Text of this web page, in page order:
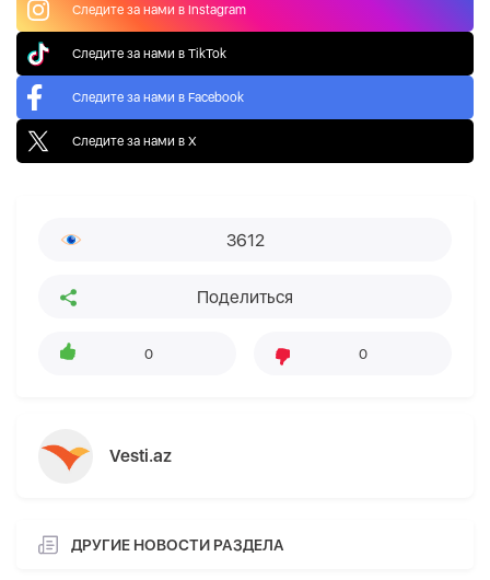
Следите за нами в Instagram
Следите за нами в TikTok
Следите за нами в Facebook
Следите за нами в X
3612
Поделиться
0 0
Vesti.az
ДРУГИЕ НОВОСТИ РАЗДЕЛА